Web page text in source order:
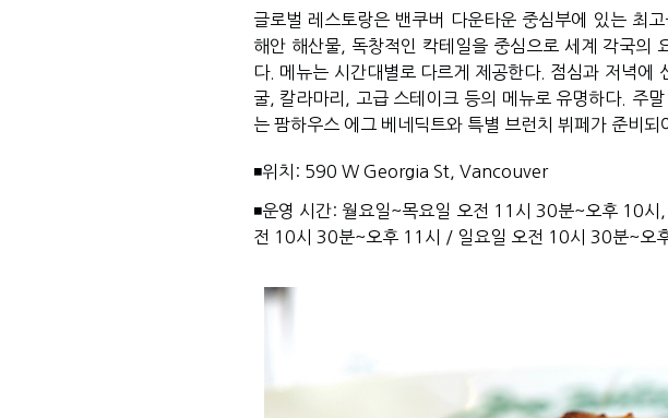
글로벌 레스토랑은 밴쿠버 다운타운 중심부에 있는 최
해안 해산물, 독창적인 칵테일을 중심으로 세계 각국의
다. 메뉴는 시간대별로 다르게 제공한다. 점심과 저녁에
굴, 칼라마리, 고급 스테이크 등의 메뉴로 유명하다. 주
는 팜하우스 에그 베네딕트와 특별 브런치 뷔페가 준비되
◾위치: 590 W Georgia St, Vancouver
◾운영 시간: 월요일~목요일 오전 11시 30분~오후 10
전 10시 30분~오후 11시 / 일요일 오전 10시 30분~오